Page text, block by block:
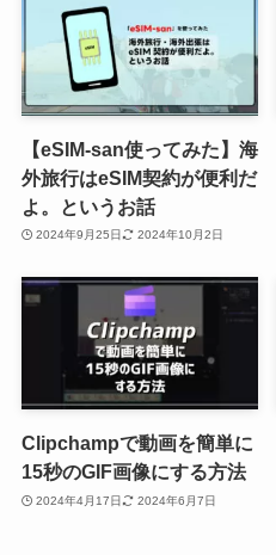
【eSIM-san使ってみた】海
外旅行はeSIM契約が便利だ
よ。というお話
2024年9月25日 2024年10月2日
Clipchampで動画を簡単に
15秒のGIF画像にする方法
2024年4月17日 2024年6月7日